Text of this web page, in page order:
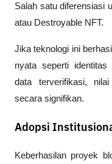
Salah satu diferensiasi
atau Destroyable NFT.
Jika teknologi ini
nyata seperti
data terverifikasi,
secara signifikan.
Adopsi
Keberhasilan proyek